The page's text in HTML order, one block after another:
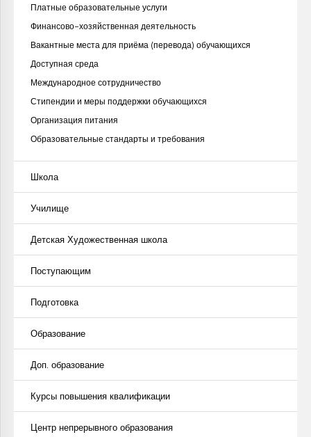
Платные образовательные услуги
Финансово-хозяйственная деятельность
Вакантные места для приёма (перевода) обучающихся
Доступная среда
Международное сотрудничество
Стипендии и меры поддержки обучающихся
Организация питания
Образовательные стандарты и требования
Школа
Училище
Детская Художественная школа
Поступающим
Подготовка
Образование
Доп. образование
Курсы повышения квалификации
Центр непрерывного образования